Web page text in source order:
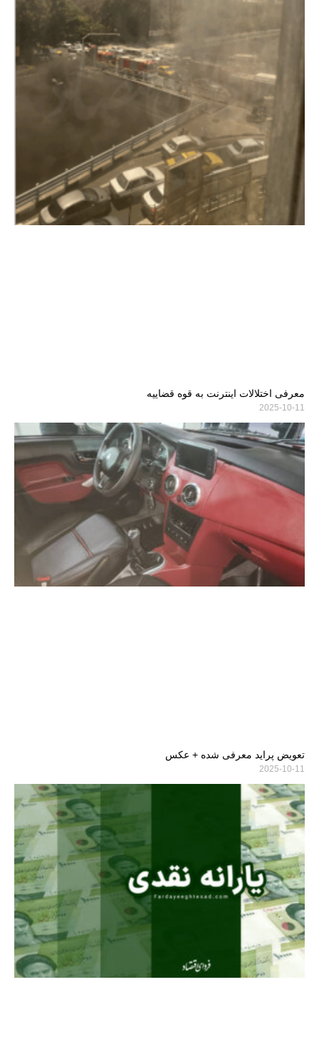
معرفی اختلالات اینترنت به قوه قضاییه
2025-10-11
تعویض پراید معرفی شده + عکس
2025-10-11